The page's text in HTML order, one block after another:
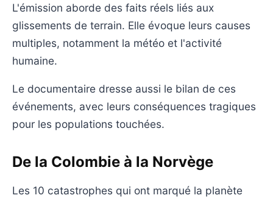
L'émission aborde des faits réels liés aux
glissements de terrain. Elle évoque leurs causes
multiples, notamment la météo et l'activité
humaine.
Le documentaire dresse aussi le bilan de ces
événements, avec leurs conséquences tragiques
pour les populations touchées.
De la Colombie à la Norvège
Les 10 catastrophes qui ont marqué la planète